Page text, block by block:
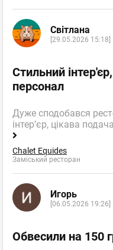
Світлана
[29.05.2026 15:18]
Стильний
персонал
Дуже сподобався
інтер’єр, цікава
Chalet Equides
Заміський ресторан
Игорь
[06.05.2026 19:26]
Обвесили на 150